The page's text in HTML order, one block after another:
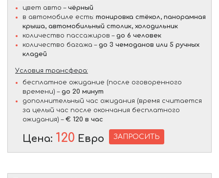
цвет авто – чёрный
в автомобиле есть: тонировка стёкол, панорамная
крыша, автомобильный столик, холодильник
количество пассажиров – до 6 человек
количество багажа – до 3 чемоданов или 5 ручных
кладей
Условия трансфера:
бесплатное ожидание (после оговоренного
времени) – до 20 минут
дополнительный час ожидания (время считается
за целый час после окончания бесплатного
ожидания) – € 120 в час
Цена: 120 Евро ЗАПРОСИТЬ